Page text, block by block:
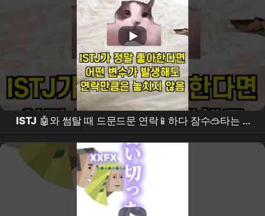
ISTJ 🤖와 썸탈 때 드문드문 연락📱하다 잠수🥽타는 이
유? | MBTI 공감 | 잇티제월드